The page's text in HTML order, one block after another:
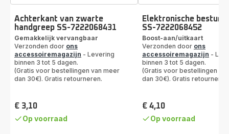
Achterkant van zwarte
handgreep SS-7222068431
Gemakkelijk vervangbaar
Verzonden door ons
accessoiremagazijn - Levering
binnen 3 tot 5 dagen.
(Gratis voor bestellingen van meer
dan 30€). Gratis retourneren.
Prijs
€ 3,10
Op voorraad
Elektronische
SS-7222068452
Boost-aan/uitkaart
Verzonden door ons
accessoiremagazijn -
binnen 3 tot 5 dagen.
(Gratis voor bestellingen
dan 30€). Gratis
Prijs
€ 4,10
Op voorraad